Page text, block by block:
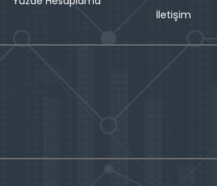
İletişim